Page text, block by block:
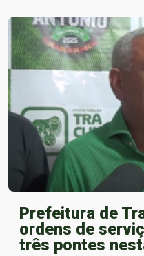
Prefeitura de
ordens de
três pontes